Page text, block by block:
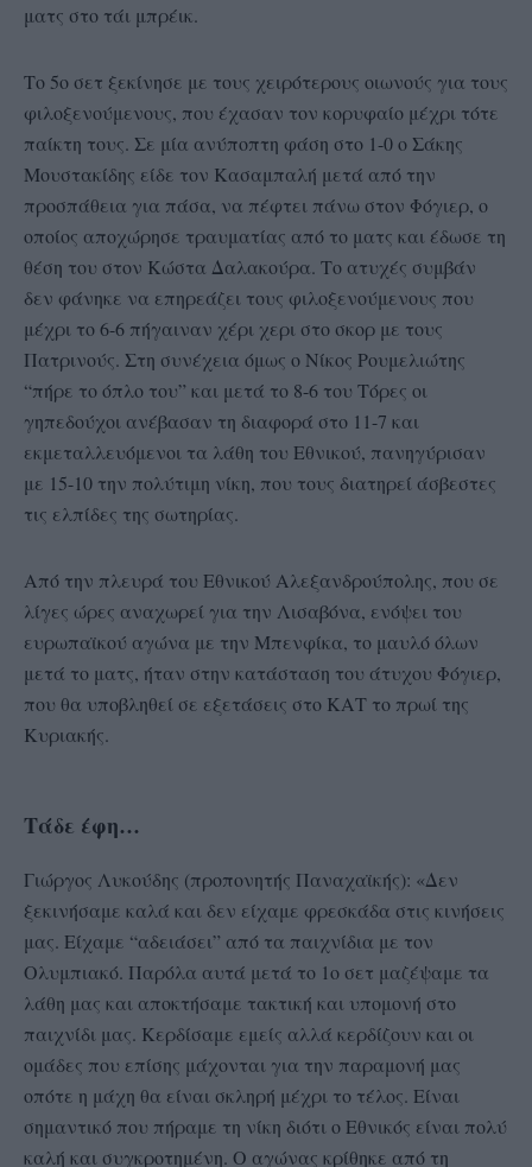
ματς στο τάι μπρέικ.
Το 5ο σετ ξεκίνησε με τους χειρότερους οιωνούς για τους
φιλοξενούμενους, που έχασαν τον κορυφαίο μέχρι τότε
παίκτη τους. Σε μία ανύποπτη φάση στο 1-0 ο Σάκης
Μουστακίδης είδε τον Κασαμπαλή μετά από την
προσπάθεια για πάσα, να πέφτει πάνω στον Φόγιερ, ο
οποίος αποχώρησε τραυματίας από το ματς και έδωσε τη
θέση του στον Κώστα Δαλακούρα. Το ατυχές συμβάν
δεν φάνηκε να επηρεάζει τους φιλοξενούμενους που
μέχρι το 6-6 πήγαιναν χέρι χερι στο σκορ με τους
Πατρινούς. Στη συνέχεια όμως ο Νίκος Ρουμελιώτης
“πήρε το όπλο του” και μετά το 8-6 του Τόρες οι
γηπεδούχοι ανέβασαν τη διαφορά στο 11-7 και
εκμεταλλευόμενοι τα λάθη του Εθνικού, πανηγύρισαν
με 15-10 την πολύτιμη νίκη, που τους διατηρεί άσβεστες
τις ελπίδες της σωτηρίας.
Από την πλευρά του Εθνικού Αλεξανδρούπολης, που σε
λίγες ώρες αναχωρεί για την Λισαβόνα, ενόψει του
ευρωπαϊκού αγώνα με την Μπενφίκα, το μαυλό όλων
μετά το ματς, ήταν στην κατάσταση του άτυχου Φόγιερ,
που θα υποβληθεί σε εξετάσεις στο ΚΑΤ το πρωί της
Κυριακής.
Τάδε έφη…
Γιώργος Λυκούδης (προπονητής Παναχαϊκής): «Δεν
ξεκινήσαμε καλά και δεν είχαμε φρεσκάδα στις κινήσεις
μας. Είχαμε “αδειάσει” από τα παιχνίδια με τον
Ολυμπιακό. Παρόλα αυτά μετά το 1ο σετ μαζέψαμε τα
λάθη μας και αποκτήσαμε τακτική και υπομονή στο
παιχνίδι μας. Κερδίσαμε εμείς αλλά κερδίζουν και οι
ομάδες που επίσης μάχονται για την παραμονή μας
οπότε η μάχη θα είναι σκληρή μέχρι το τέλος. Είναι
σημαντικό που πήραμε τη νίκη διότι ο Εθνικός είναι πολύ
καλή και συγκροτημένη. Ο αγώνας κρίθηκε από τη